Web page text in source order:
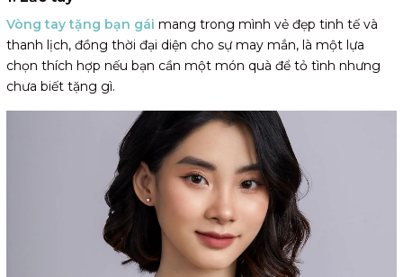
Vòng tay tặng bạn gái mang trong mình vẻ đẹp tinh tế và
thanh lịch, đồng thời đại diện cho sự may mắn, là một lựa
chọn thích hợp nếu bạn cần một món quà để tỏ tình nhưng
chưa biết tặng gì.